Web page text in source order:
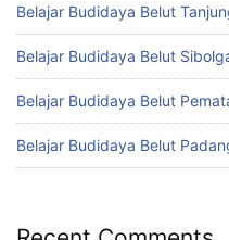
Belajar Budidaya Belut
Belajar Budidaya Belut
Belajar Budidaya Belut
Belajar Budidaya Belut